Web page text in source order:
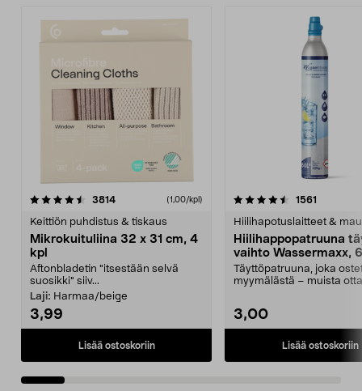
3814arvostelut (1,00/kpl)
Keittiön puhdistus & tiskaus
Mikrokuituliina 32 x 31 cm, 4
kpl
Aftonbladetin "itsestään selvä
suosikki" siiv...
Laji: Harmaa/beige
3,99
Lisää ostoskoriin
4.5viidestä
1561
Hiilihapotuslaitteet &
Hiilihappopatruuna
vaihto Wassermaxx,
Täyttöpatruuna, joka
myymälästä – muista
3,00
Lisää ostoskoriin
4.5viidestä